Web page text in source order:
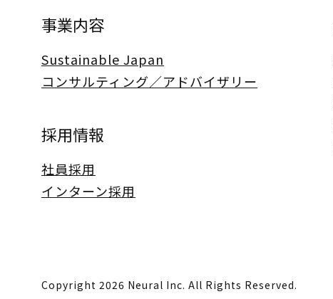
事業内容
Sustainable Japan
コンサルティング／アドバイザリー
採用情報
社員採用
インターン採用
Copyright 2026 Neural Inc. All Rights Reserved.